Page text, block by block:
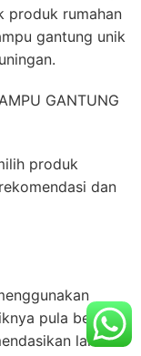
produk rumahan
gantung unik
GANTUNG
produk
dan
pula begitu
lamou